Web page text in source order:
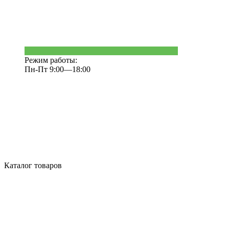
Режим работы:
Пн-Пт 9:00—18:00
Каталог товаров